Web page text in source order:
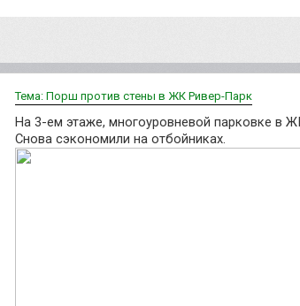
Тема: Порш против стены в ЖК Ривер-Парк
На 3-ем этаже, многоуровневой парковке в
Снова сэкономили на отбойниках.